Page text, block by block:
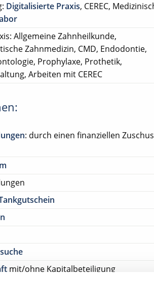
Digitalisierte Praxis, CEREC,
Allgemeine Zahnheilkunde,
Zahnmedizin, CMD, Endodontie,
Prophylaxe, Prothetik,
Arbeiten mit CEREC
: durch einen finanziellen
mit/ohne Kapitalbeteiligung